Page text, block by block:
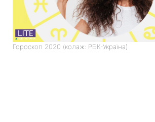
Гороскоп 2020 (колаж: РБК-Україна)